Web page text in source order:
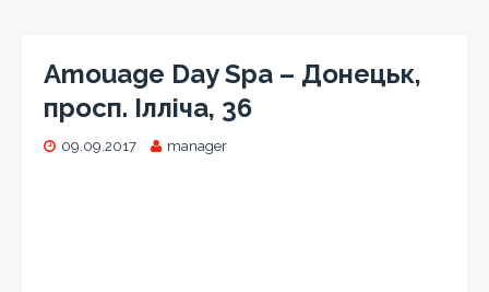
Amouage Day Spa – Донецьк,
просп. Ілліча, 36
09.09.2017 manager